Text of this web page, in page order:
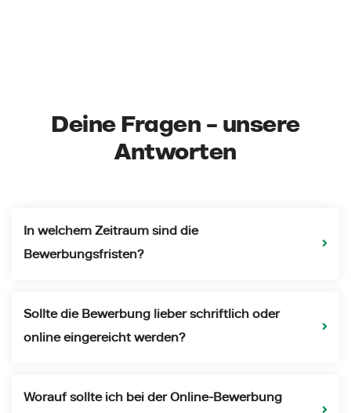
Deine Fragen – unsere
Antworten
In welchem Zeitraum sind die
Bewerbungsfristen?
Sollte die Bewerbung lieber schriftlich oder
online eingereicht werden?
Worauf sollte ich bei der Online-Bewerbung